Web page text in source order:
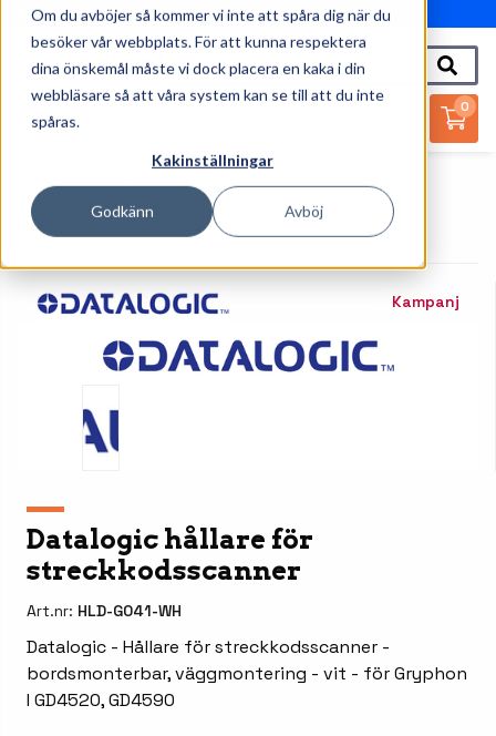
Om du avböjer så kommer vi inte att spåra dig när du
besöker vår webbplats. För att kunna respektera
dina önskemål måste vi dock placera en kaka i din
webbläsare så att våra system kan se till att du inte
spåras.
Kakinställningar
Godkänn Avböj
010-162 61 95
0
Startsida
Streckkodsläsare
Tillbehör Streckkodsläsare
Datalogic Hållare För Streckkodsscanner
Kampanj
Datalogic hållare för
streckkodsscanner
Art.nr: HLD-G041-WH
Datalogic - Hållare för streckkodsscanner -
bordsmonterbar, väggmontering - vit - för Gryphon
I GD4520, GD4590